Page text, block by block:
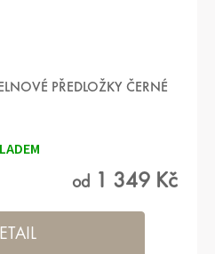
PŘEDLOŽKY ČERNÉ
od 1 349 Kč